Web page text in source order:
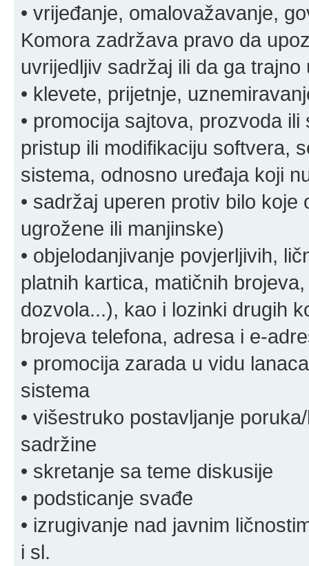
• vrijeđanje, omalovažavanje,
Komora zadržava pravo da
uvrijedljiv sadržaj ili da ga trajno
• klevete, prijetnje,
• promocija sajtova, prozvoda
pristup ili modifikaciju softvera,
sistema, odnosno uređaja koji
• sadržaj uperen protiv bilo
ugrožene ili manjinske)
• objelodanjivanje povjerljivih,
platnih kartica, matičnih
dozvola...), kao i lozinki drugih
brojeva telefona, adresa i e-
• promocija zarada u vidu
sistema
• višestruko postavljanje
sadržine
• skretanje sa teme diskusije
• podsticanje svađe
• izrugivanje nad javnim
i sl.